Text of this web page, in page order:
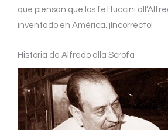
que piensan que los fettuccini
inventado en América. ¡Incorrecto!
Historia de Alfredo alla Scrofa